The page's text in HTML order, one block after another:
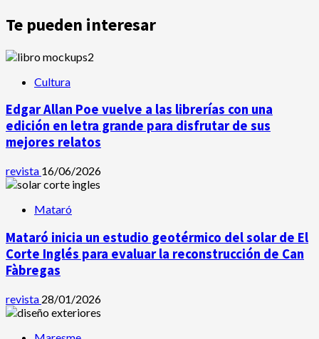
Te pueden interesar
Cultura
Edgar Allan Poe vuelve a las librerías con una
edición en letra grande para disfrutar de sus
mejores relatos
revista 16/06/2026
Mataró
Mataró inicia un estudio geotérmico del solar de El
Corte Inglés para evaluar la reconstrucción de Can
Fàbregas
revista 28/01/2026